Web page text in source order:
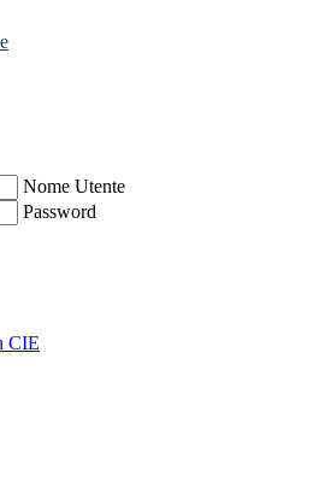
Nome Utente
Password
CIE